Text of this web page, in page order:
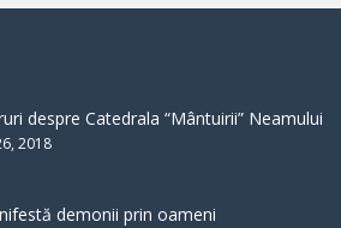
despre Catedrala “Mântuirii” Neamului
2018
demonii prin oameni